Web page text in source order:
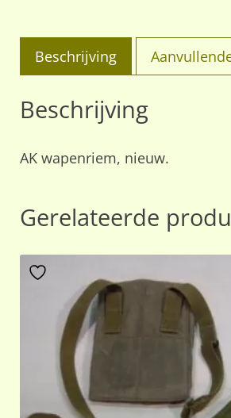
Beschrijving
Beschrijving
AK wapenriem, nieuw.
Gerelateerde